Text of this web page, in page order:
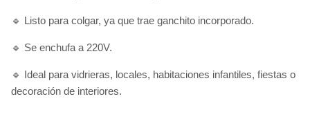
🔹 Listo para colgar, ya que trae ganchito incorporado.
🔹 Se enchufa a 220V.
🔹 Ideal para vidrieras, locales, habitaciones infantiles, fiestas o
decoración de interiores.